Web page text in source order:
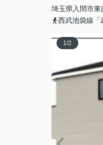
埼玉県 入間市東
西武池袋線「
1/2